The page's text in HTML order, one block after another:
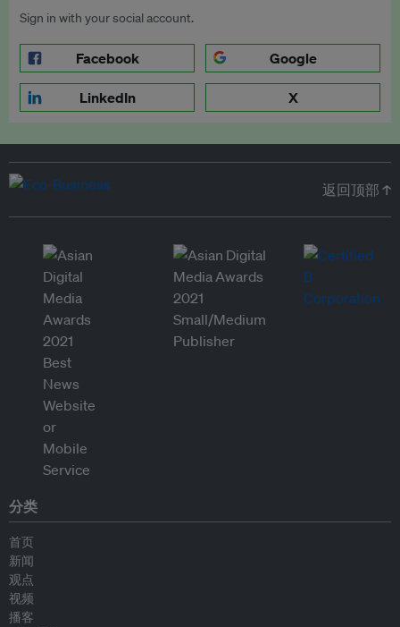
Sign in with your social account.
Facebook Google
LinkedIn X
返回顶部 ↑
分类
首页
新闻
观点
视频
播客